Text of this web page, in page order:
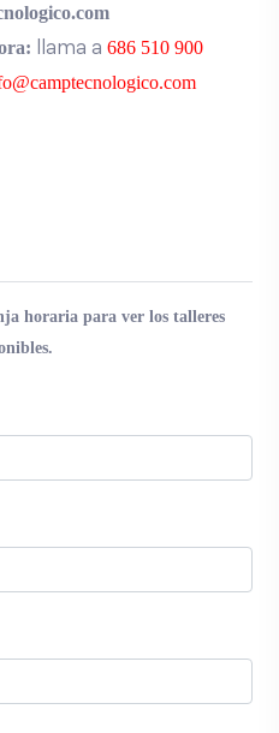
llama a 686 510 900
horaria para ver los talleres